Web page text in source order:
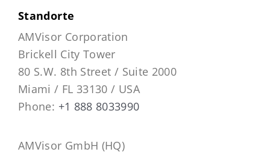
Standorte
AMVisor Corporation
Brickell City Tower
80 S.W. 8th Street / Suite 2000
Miami / FL 33130 / USA
Phone: +1 888 8033990
AMVisor GmbH (HQ)